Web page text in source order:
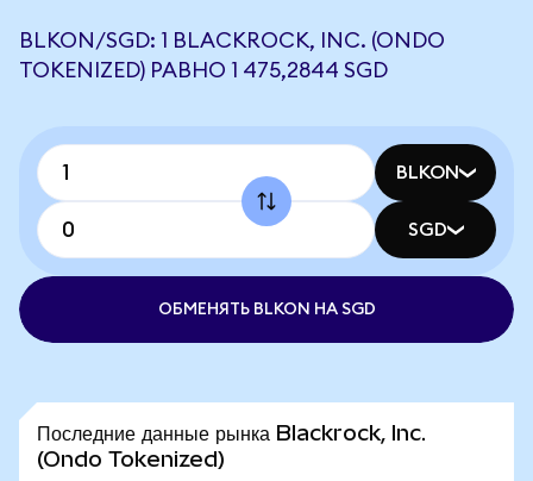
BLKON/SGD: 1 BLACKROCK, INC. (ONDO
TOKENIZED) РАВНО 1 475,2844 SGD
BLKON
SGD
ОБМЕНЯТЬ BLKON НА SGD
Последние данные рынка Blackrock, Inc.
(Ondo Tokenized)